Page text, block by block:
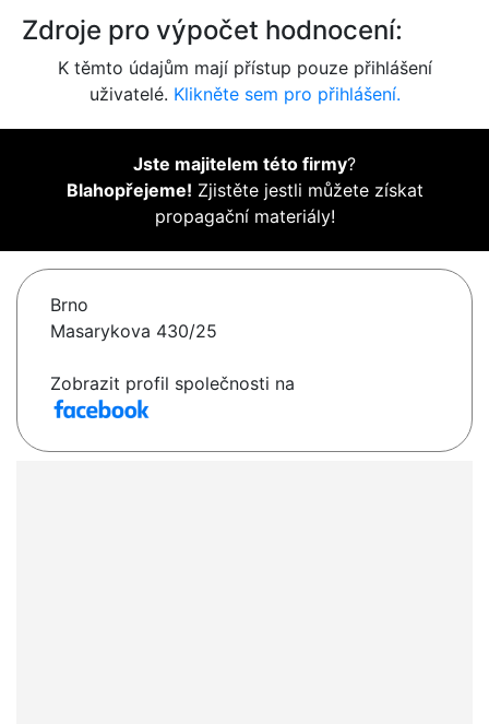
Zdroje pro výpočet hodnocení:
K těmto údajům mají přístup pouze přihlášení
uživatelé. Klikněte sem pro přihlášení.
Jste majitelem této firmy?
Blahopřejeme! Zjistěte jestli můžete získat
propagační materiály!
Brno
Masarykova 430/25
Zobrazit profil společnosti na